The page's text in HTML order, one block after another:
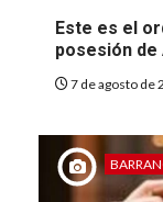
Este es el
posesión de
7 de agosto de